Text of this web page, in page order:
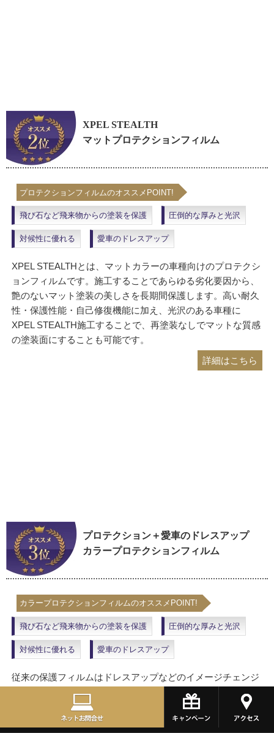
マットプロテクションフィルム
プロテクションフィルムのオススメPOINT!
飛び石など飛来物からの塗装を保護 圧倒的な厚みと光沢
対候性に優れる 愛車のドレスアップ
ョンフィルムです。施工することであらゆる劣化要因から、
艶のないマット塗装の美しさを長期間保護します。高い耐久
性・保護性能・自己修復機能に加え、光沢のある車種に
XPEL STEALTH施工することで、再塗装なしでマットな質感
の塗装面にすることも可能です。
詳細はこちら
カラープロテクションフィルム
カラープロテクションフィルムのオススメPOINT!
飛び石など飛来物からの塗装を保護 圧倒的な厚みと光沢
対候性に優れる 愛車のドレスアップ
を行うことが出来ず、ラッピングフィルムなどの薄いフィル
ムで塗装面に貼りドレスアップしていました。カラープロテ
クションフィルムは、塗装面を保護するプロテクションの良
い面と、カラーチェンジというラッピングフィルムの良い面